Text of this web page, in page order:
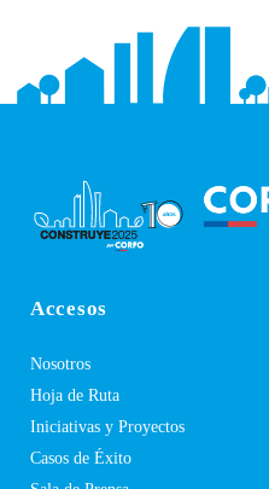
Accesos
Nosotros
Hoja de Ruta
Iniciativas y Proyectos
Casos de Éxito